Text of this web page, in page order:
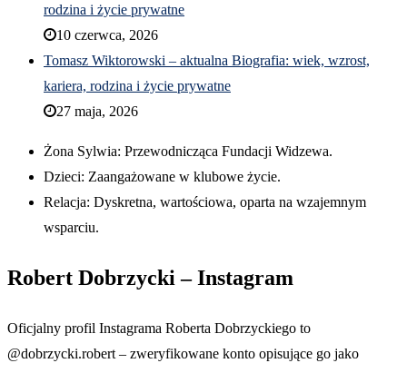
rodzina i życie prywatne
10 czerwca, 2026
Tomasz Wiktorowski – aktualna Biografia: wiek, wzrost,
kariera, rodzina i życie prywatne
27 maja, 2026
Żona Sylwia: Przewodnicząca Fundacji Widzewa.
Dzieci: Zaangażowane w klubowe życie.
Relacja: Dyskretna, wartościowa, oparta na wzajemnym
wsparciu.
Robert Dobrzycki – Instagram
Oficjalny profil Instagrama Roberta Dobrzyckiego to
@dobrzycki.robert – zweryfikowane konto opisujące go jako